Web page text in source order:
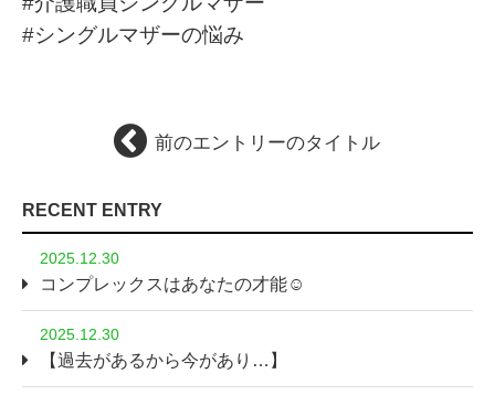
#シングルマザーの悩み
前のエントリーのタイトル
RECENT ENTRY
2025.12.30
コンプレックスはあなたの才能☺️
2025.12.30
【過去があるから今があり…】